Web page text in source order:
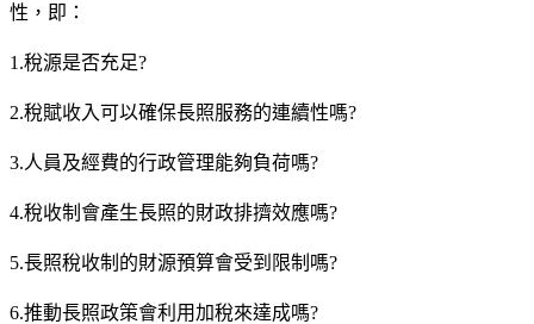
性，即：
1.稅源是否充足?
2.稅賦收入可以確保長照服務的連續性嗎?
3.人員及經費的行政管理能夠負荷嗎?
4.稅收制會產生長照的財政排擠效應嗎?
5.長照稅收制的財源預算會受到限制嗎?
6.推動長照政策會利用加稅來達成嗎?